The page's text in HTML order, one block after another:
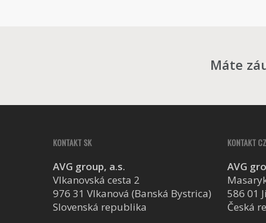
Máte
KONTAKT SK
AVG group, a.s.
Vlkanovská cesta 2
976 31 Vlkanová (Banská Bystrica)
Slovenská republika
KONTAKT CZ
AVG
586 01
Česká